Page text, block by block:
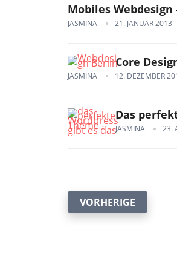
Mobiles
JASMINA 21. JANUAR 2013
Core
JASMINA 12. DEZEMBER
Das
JASMINA 23.
Seitennummerierung
der
Beiträge
VORHERIGE